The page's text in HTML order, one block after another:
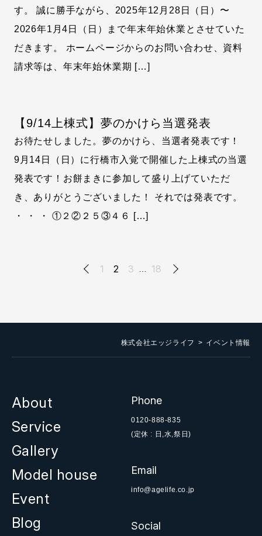
す。 誠に勝手ながら、2025年12月28日（日）〜
2026年1月4日（日）まで年末年始休業とさせていた
だきます。 ホームページからのお問い合わせ、資料
請求等は、年末年始休業期 […]
【9/14上棟式】夢のかけら当選発表
お待たせしました。夢のかけら、当選者発表です！
9月14日（日）に行橋市入覚で開催した上棟式の当選
発表です！お餅まきに参加して盛り上げていただ
き、ありがとうございました！ それでは発表です。
・ ・ ・ ①２②２５③４６ […]
前へ
1 2 3 18
株式会社エッジライフ イベント情報
About
Service
Gallery
Model house
Event
Blog
Phone
0120-888-835
(定休 : 日,水,祭日)
Email
info@agelife.co.jp
Social